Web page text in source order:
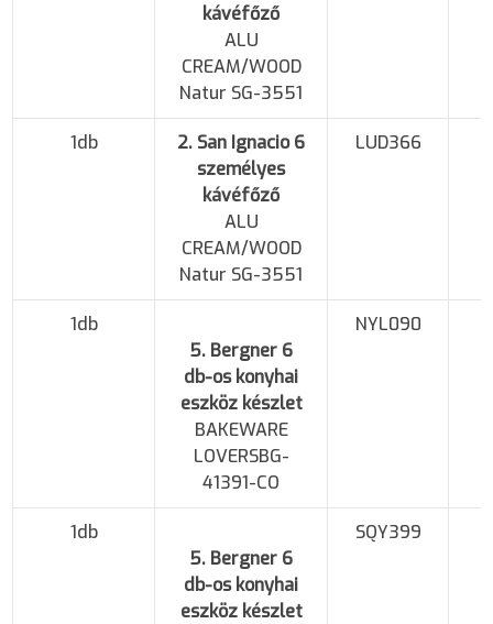
kávéfőző
ALU
CREAM/WOOD
Natur SG-3551
1db
2. San Ignacio 6
személyes
kávéfőző
ALU
CREAM/WOOD
Natur SG-3551
LUD366
1db
5. Bergner 6
db-os konyhai
eszköz készlet
BAKEWARE
LOVERSBG-
41391-CO
NYL090
1db
5. Bergner 6
db-os konyhai
eszköz készlet
SQY399